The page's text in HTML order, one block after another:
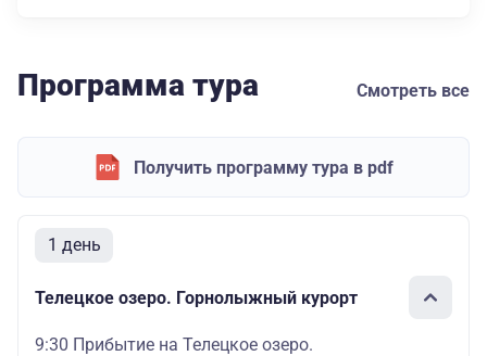
Программа тура Смотреть все
Получить программу тура в pdf
1 день
Телецкое озеро. Горнолыжный курорт
9:30 Прибытие на Телецкое озеро.